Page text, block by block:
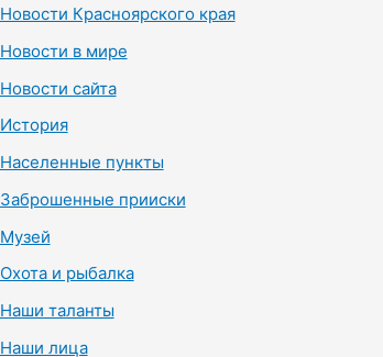
Новости Красноярского края
Новости в мире
Новости сайта
История
Населенные пункты
Заброшенные прииски
Музей
Охота и рыбалка
Наши таланты
Наши лица